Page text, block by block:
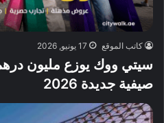
كاتب الموقع 17 يونيو, 2026
سيتي ووك يوزع مليون
صيفية جديدة 2026